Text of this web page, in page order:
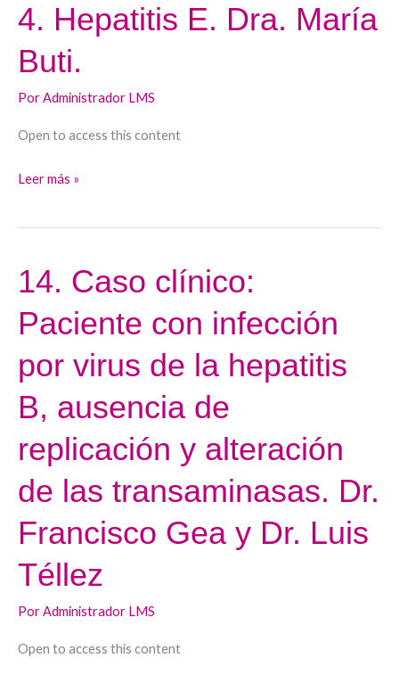
Luis
Calleja
4. Hepatitis E. Dra. María
Buti.
PorAdministrador LMS
Open to access this content
4.
Hepatitis
E.
María
Buti.
Leer más »
14. Caso clínico:
Paciente con infección
por virus de la hepatitis
B, ausencia de
replicación y alteración
de las transaminasas. Dr.
Francisco Gea y Dr. Luis
Téllez
PorAdministrador LMS
Open to access this content
14.
Caso
clínico:
con
por
virus
de
la
B,
ausencia
de
replicación
alteración